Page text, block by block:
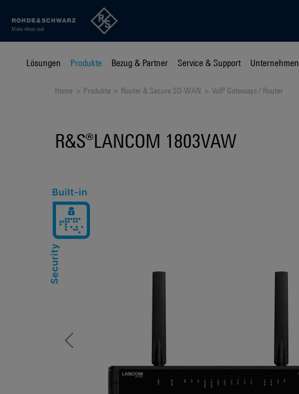
Lösungen Produkte Bezug & Partner Service & Support Unternehmen
Home Produkte Router & Secure SD-WAN VoIP Gateways / Router
R&S®LANCOM 1803VAW
Previous